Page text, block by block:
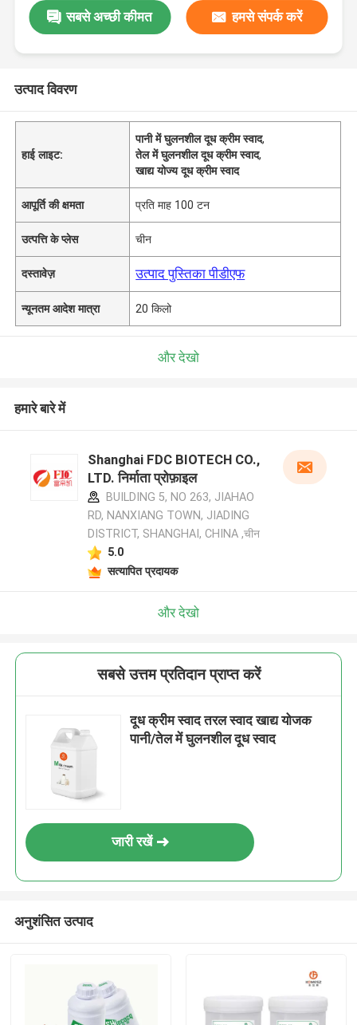
सबसे अच्छी कीमत हमसे संपर्क करें
उत्पाद विवरण
हाई लाइट:
पानी में घुलनशील दूध क्रीम स्वाद,
तेल में घुलनशील दूध क्रीम स्वाद,
खाद्य योज्य दूध क्रीम स्वाद
आपूर्ति की क्षमता प्रति माह 100 टन
उत्पत्ति के प्लेस चीन
दस्तावेज़ उत्पाद पुस्तिका पीडीएफ
न्यूनतम आदेश मात्रा 20 किलो
और देखो
हमारे बारे में
Shanghai FDC BIOTECH CO.,
LTD. निर्माता प्रोफ़ाइल
BUILDING 5, NO 263, JIAHAO
RD, NANXIANG TOWN, JIADING
DISTRICT, SHANGHAI, CHINA ,चीन
5.0
सत्यापित प्रदायक
और देखो
सबसे उत्तम प्रतिदान प्राप्त करें
दूध क्रीम स्वाद तरल स्वाद खाद्य योजक
पानी/तेल में घुलनशील दूध स्वाद
जारी रखें
अनुशंसित उत्पाद